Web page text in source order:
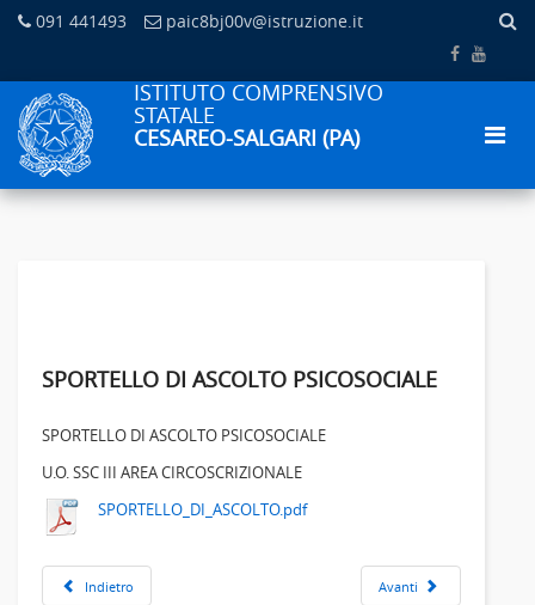
091 441493 paic8bj00v@istruzione.it
ISTITUTO COMPRENSIVO
STATALE
CESAREO-SALGARI (PA)
SPORTELLO DI ASCOLTO PSICOSOCIALE
SPORTELLO DI ASCOLTO PSICOSOCIALE
U.O. SSC III AREA CIRCOSCRIZIONALE
SPORTELLO_DI_ASCOLTO.pdf
Indietro Avanti